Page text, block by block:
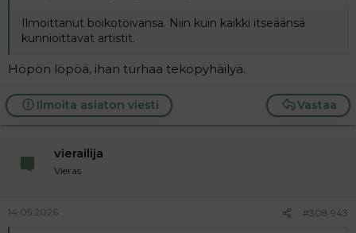
Ilmoittanut boikotoivansa. Niin kuin kaikki itseäänsä
kunnioittavat artistit.
Höpön löpöä, ihan turhaa tekopyhäilyä.
Vastaa
Ilmoita asiaton viesti
vierailija
Vieras
14.05.2026 #308 943